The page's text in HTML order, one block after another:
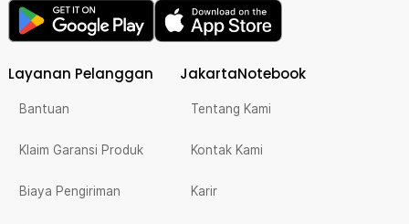
Layanan Pelanggan
Bantuan
Klaim Garansi Produk
Biaya Pengiriman
JakartaNotebook
Tentang Kami
Kontak Kami
Karir